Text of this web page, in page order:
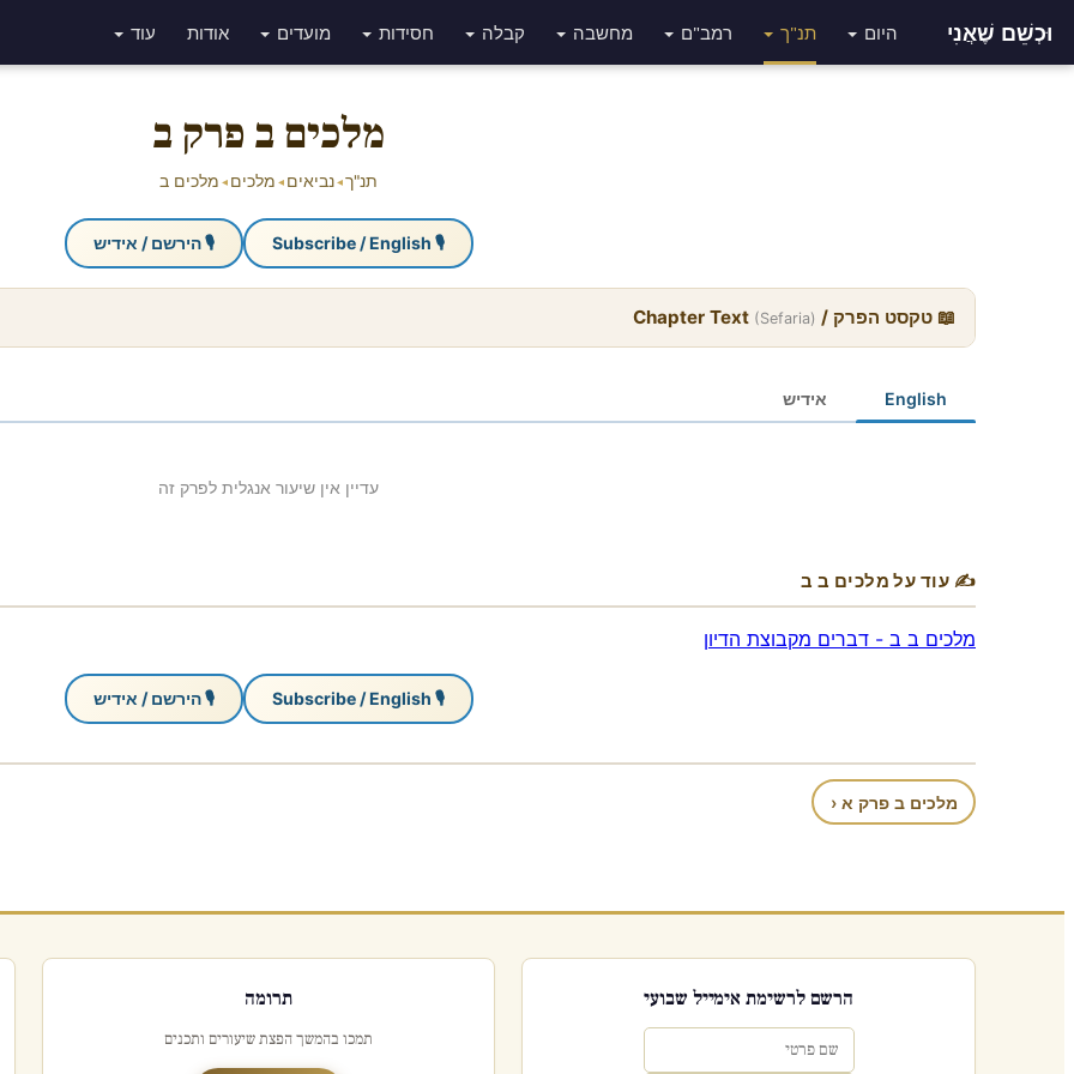
וּכְשֵׁם שֶׁאֲנִי היום תנ"ך רמב"ם מחשבה קבלה חסידות מועדים אודות עוד
מלכים ב פרק ב
תנ"ך◂נביאים ◂ מלכים ◂ מלכים ב
🎙 Subscribe / English 🎙 הירשם / אידיש
📖 טקסט הפרק / Chapter Text (Sefaria)
English אידיש
עדיין אין שיעור אנגלית לפרק זה
✍ עוד על מלכים ב ב
מלכים ב ב - דברים מקבוצת הדיון
🎙 Subscribe / English 🎙 הירשם / אידיש
מלכים ב פרק א ‹
הרשם לרשימת אימייל שבועי תרומה
תמכו בהמשך הפצת שיעורים ותכנים